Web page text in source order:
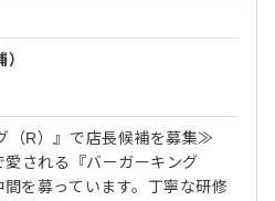
（R）』で店長候補を募集≫
される『バーガーキング
間を募っています。丁寧な研修